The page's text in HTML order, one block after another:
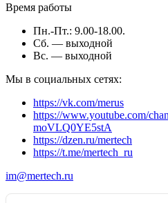
Время работы
Пн.-Пт.: 9.00-18.00.
Сб. — выходной
Вс. — выходной
Мы в социальных сетях:
https://vk.com/merus
https://www.youtube.com/
moVLQ0YE5stA
https://dzen.ru/mertech
https://t.me/mertech_ru
im@mertech.ru